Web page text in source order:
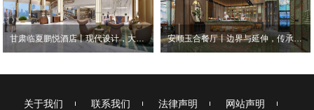
关于我们 联系我们 法律声明 网站声明